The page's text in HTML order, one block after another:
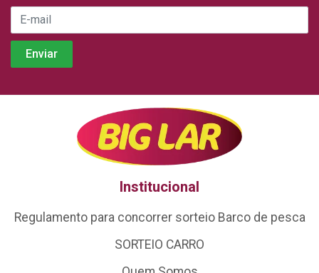
Institucional
Regulamento para concorrer sorteio Barco de pesca
SORTEIO CARRO